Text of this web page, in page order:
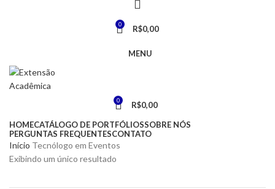
0 R$0,00
MENU
0 R$0,00
HOMECATÁLOGO DE PORTFÓLIOSSOBRE NÓS
PERGUNTAS FREQUENTESCONTATO
Início Tecnólogo em Eventos
Exibindo um único resultado